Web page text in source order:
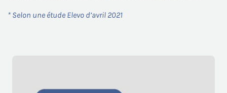
* Selon une étude Elevo d’avril 2021